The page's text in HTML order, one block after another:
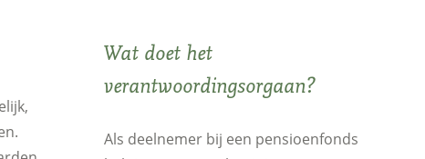
Wat doet het
verantwoordingsorgaan?
Als deelnemer bij een pensioenfonds